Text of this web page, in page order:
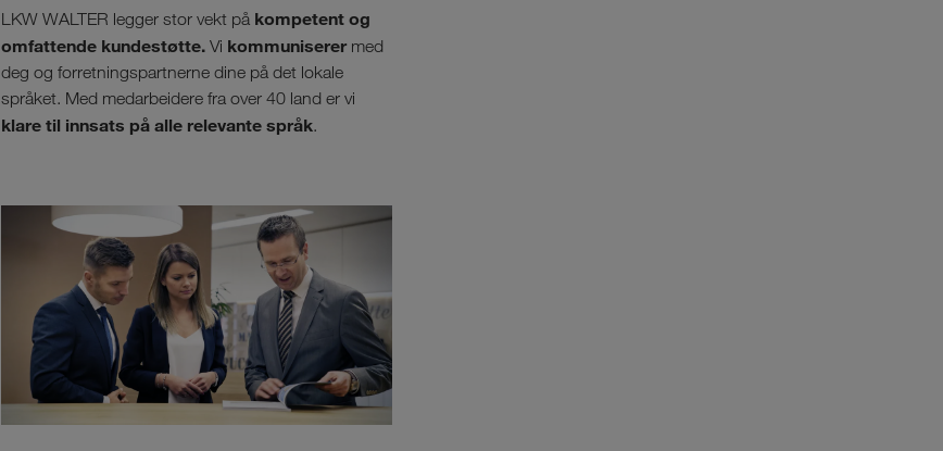
LKW WALTER legger stor vekt på kompetent og
omfattende kundestøtte. Vi kommuniserer med
deg og forretningspartnerne dine på det lokale
språket. Med medarbeidere fra over 40 land er vi
klare til innsats på alle relevante språk.